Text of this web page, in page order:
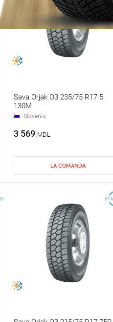
Sava Orjak O3 235/75 R17.5
130M
Slovenia
3 569 MDL
LA COMANDA